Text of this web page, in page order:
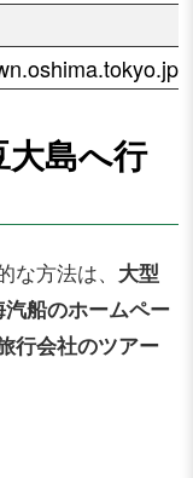
島へ行
方法は、 大型
汽船のホームペー
行会社のツアー